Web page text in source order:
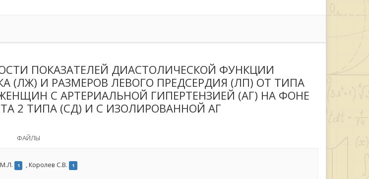
ПОКАЗАТЕЛЕЙ ДИАСТОЛИЧЕСКОЙ ФУНКЦИИ
(ЛЖ) И РАЗМЕРОВ ЛЕВОГО ПРЕДСЕРДИЯ (ЛП) ОТ ТИПА
С АРТЕРИАЛЬНОЙ ГИПЕРТЕНЗИЕЙ (АГ) НА ФОНЕ
2 ТИПА (СД) И С ИЗОЛИРОВАННОЙ АГ
ФАЙЛЫ
1 ,Королев С.В. 1